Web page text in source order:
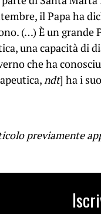
il Papa ha
(…) È un grande
una capacità di
che ha
ndt] ha i
previamente